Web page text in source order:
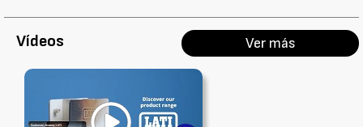
Vídeos Ver más